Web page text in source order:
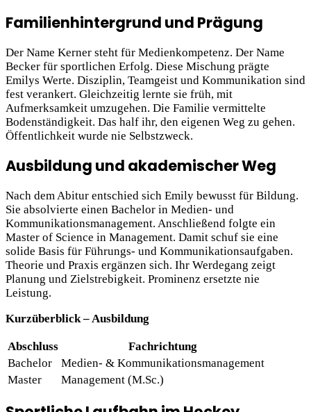
Familienhintergrund und Prägung
Der Name Kerner steht für Medienkompetenz. Der Name
Becker für sportlichen Erfolg. Diese Mischung prägte
Emilys Werte. Disziplin, Teamgeist und Kommunikation sind
fest verankert. Gleichzeitig lernte sie früh, mit
Aufmerksamkeit umzugehen. Die Familie vermittelte
Bodenständigkeit. Das half ihr, den eigenen Weg zu gehen.
Öffentlichkeit wurde nie Selbstzweck.
Ausbildung und akademischer Weg
Nach dem Abitur entschied sich Emily bewusst für Bildung.
Sie absolvierte einen Bachelor in Medien- und
Kommunikationsmanagement. Anschließend folgte ein
Master of Science in Management. Damit schuf sie eine
solide Basis für Führungs- und Kommunikationsaufgaben.
Theorie und Praxis ergänzen sich. Ihr Werdegang zeigt
Planung und Zielstrebigkeit. Prominenz ersetzte nie
Leistung.
Kurzüberblick – Ausbildung
Abschluss
Fachrichtung
Bachelor
Medien- & Kommunikationsmanagement
Master
Management (M.Sc.)